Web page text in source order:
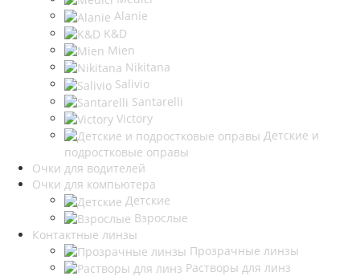
Alanie
K&D
Mien
Nikitana
Salivio
Santarelli
Victory
Детские и
подростковые оправы
Очки для водителей
Очки для компьютера
Детские
Взрослые
Контактные линзы
Прозрачные линзы
Растворы для линз